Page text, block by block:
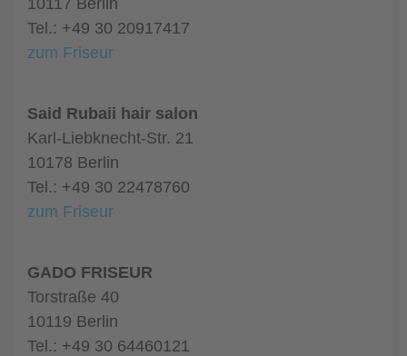
10117 Berlin
Tel.: +49 30 20917417
zum Friseur
Said Rubaii hair salon
Karl-Liebknecht-Str. 21
10178 Berlin
Tel.: +49 30 22478760
zum Friseur
GADO FRISEUR
Torstraße 40
10119 Berlin
Tel.: +49 30 64460121